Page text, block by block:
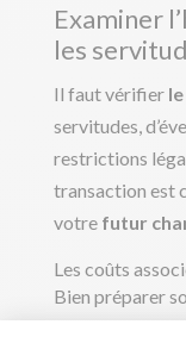
Examiner
les
Il faut vérifier
servitudes,
restrictions
transaction est
votre futur
Les coûts
Bien préparer
surprises et